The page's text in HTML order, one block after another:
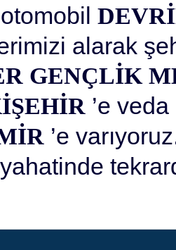
alarak
GENÇLİK
’e
’e